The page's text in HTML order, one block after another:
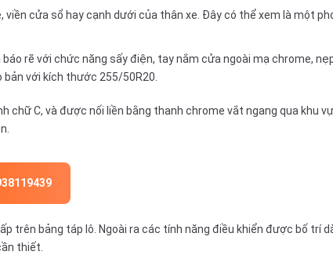
cửa sổ hay cạnh dưới của thân xe. Đây có thể xem là một
rẽ với chức năng sấy điện, tay nắm cửa ngoài mạ chrome,
với kích thước 255/50R20.
chữ C, và được nối liền bằng thanh chrome vắt ngang qua khu
trên bảng táp lô. Ngoài ra các tính năng điều khiển được bố trí
thiết.